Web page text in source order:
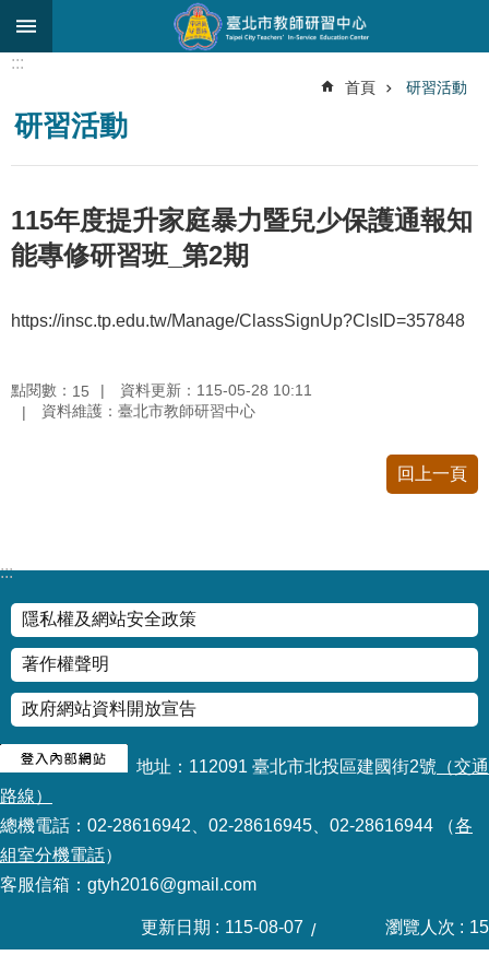
跳到主要內容區塊
搜
尋
於
中
心
究
研
商
輔
導
支
持
服
務
教
學
資
源
資
:::
首頁 研習活動
研習活動
115年度提升家庭暴力暨兒少保護通報知
能專修研習班_第2期
https://insc.tp.edu.tw/Manage/ClassSignUp?ClsID=357848
點閱數： 15
資料更新：115-05-28 10:11
資料維護：臺北市教師研習中心
回上一頁
:::
隱私權及網站安全政策
著作權聲明
政府網站資料開放宣告
地址：112091 臺北市北投區建國街2號 （交通
路線）
總機電話：02-28616942、02-28616945、02-28616944 （各
組室分機電話）
客服信箱：gtyh2016@gmail.com
更新日期 115-08-07 瀏覽人次 15